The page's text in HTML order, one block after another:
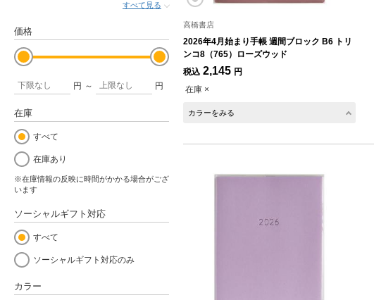
すべて見る
価格
円 ～ 円
在庫
すべて
在庫あり
※在庫情報の反映に時間がかかる場合がござ
います
ソーシャルギフト対応
すべて
ソーシャルギフト対応のみ
カラー
高橋書店
2026年4月始まり手帳 週間ブロック B6 トリ
ンコ8（765）ローズウッド
税込 2,145 円
在庫 ×
カラーをみる